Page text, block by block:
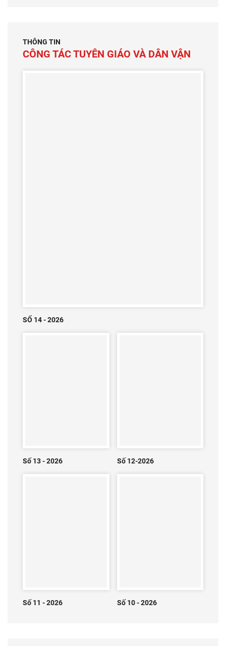
THÔNG TIN
CÔNG TÁC TUYÊN GIÁO VÀ DÂN VẬN
SỐ 14 - 2026
Số 13 - 2026 Số 12-2026
Số 11 - 2026 Số 10 - 2026